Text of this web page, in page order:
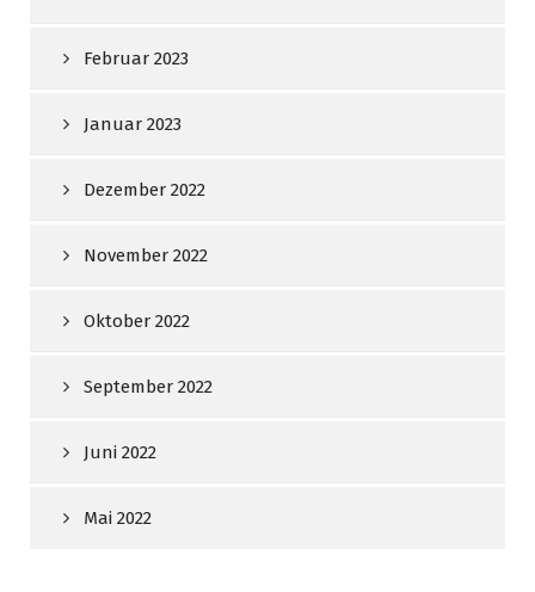
Februar 2023
Januar 2023
Dezember 2022
November 2022
Oktober 2022
September 2022
Juni 2022
Mai 2022